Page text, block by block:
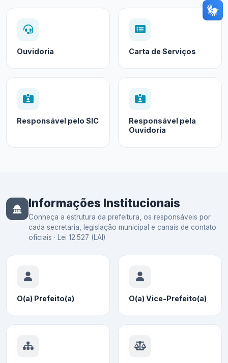
Ouvidoria Carta de Serviços
Responsável pelo SIC
Responsável pela
Ouvidoria
Informações Institucionais
Conheça a estrutura da prefeitura, os responsáveis por
cada secretaria, legislação municipal e canais de contato
oficiais · Lei 12.527 (LAI)
O(a) Prefeito(a) O(a) Vice-Prefeito(a)